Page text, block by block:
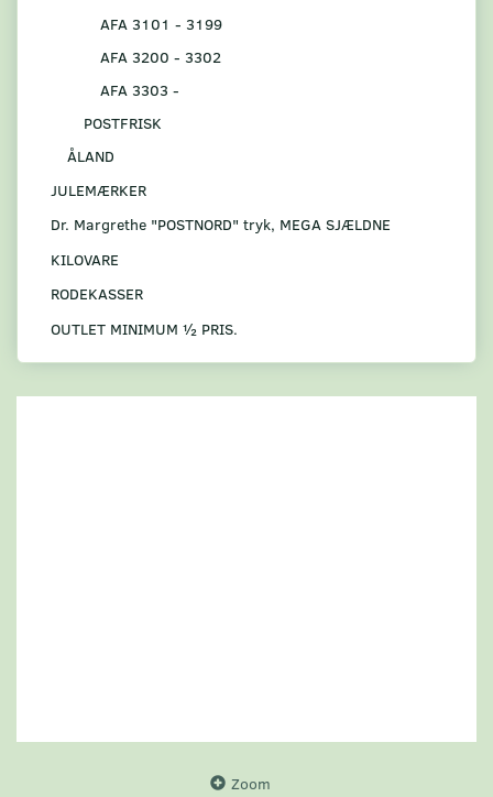
AFA 3101 - 3199
AFA 3200 - 3302
AFA 3303 -
POSTFRISK
ÅLAND
JULEMÆRKER
Dr. Margrethe "POSTNORD" tryk, MEGA SJÆLDNE
KILOVARE
RODEKASSER
OUTLET MINIMUM ½ PRIS.
Zoom